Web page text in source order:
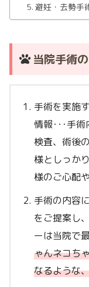
避妊・去勢手
当院手術
手術を実施
情報･･･手
検査、術後
様としっか
様のご心配
手術の内容
をご提案し
ーは当院で
ゃんネコち
なるような